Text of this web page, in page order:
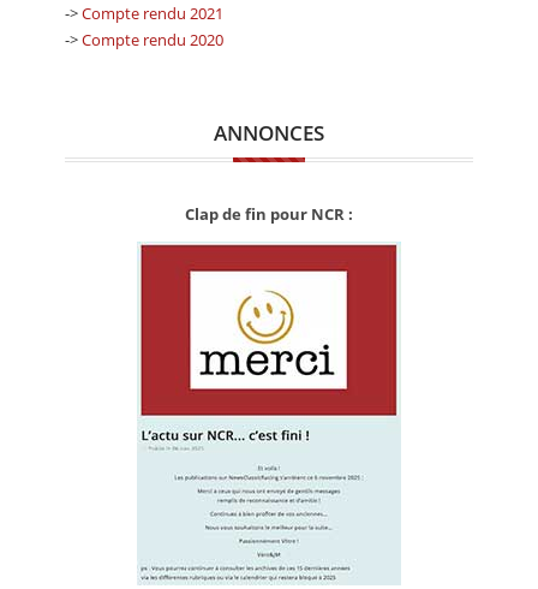
->Compte rendu 2021
->Compte rendu 2020
ANNONCES
Clap de fin pour NCR :